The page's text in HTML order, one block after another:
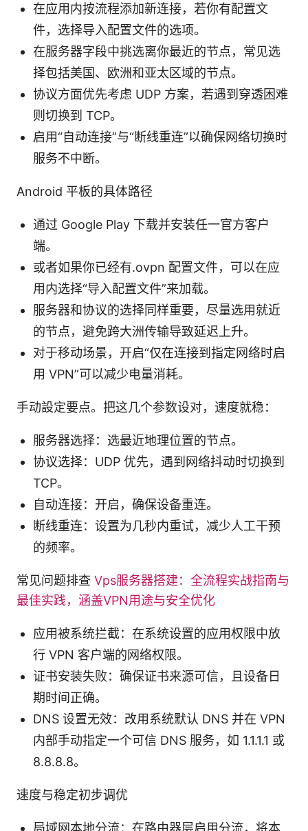
在应用内按流程添加新连接，若你有配置文
件，选择导入配置文件的选项。
在服务器字段中挑选离你最近的节点，常见选
择包括美国、欧洲和亚太区域的节点。
协议方面优先考虑 UDP 方案，若遇到穿透困难
则切换到 TCP。
启用“自动连接”与“断线重连”以确保网络切换时
服务不中断。
Android 平板的具体路径
通过 Google Play 下载并安装任一官方客户
端。
或者如果你已经有.ovpn 配置文件，可以在应
用内选择“导入配置文件”来加载。
服务器和协议的选择同样重要，尽量选用就近
的节点，避免跨大洲传输导致延迟上升。
对于移动场景，开启“仅在连接到指定网络时启
用 VPN”可以减少电量消耗。
手动設定要点。把这几个参数设对，速度就稳：
服务器选择：选最近地理位置的节点。
协议选择：UDP 优先，遇到网络抖动时切换到
TCP。
自动连接：开启，确保设备重连。
断线重连：设置为几秒内重试，减少人工干预
的频率。
常见问题排查 Vps服务器搭建：全流程实战指南与
最佳实践，涵盖VPN用途与安全优化
应用被系统拦截：在系统设置的应用权限中放
行 VPN 客户端的网络权限。
证书安装失败：确保证书来源可信，且设备日
期时间正确。
DNS 设置无效：改用系统默认 DNS 并在 VPN
内部手动指定一个可信 DNS 服务，如 1.1.1.1 或
8.8.8.8。
速度与稳定初步调优
局域网本地分流：在路由器层启用分流，将本